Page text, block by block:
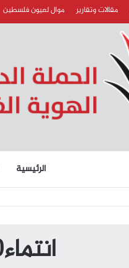
مقالات وتقارير موال لعيون فلسطين
الرئيسية
انتماء2020:قصائد لعيون فلسطين:مهند دبابنة:الأردن